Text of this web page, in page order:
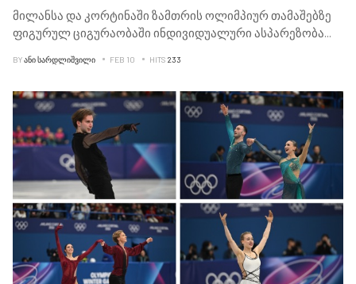
მილანსა და კორტინაში ზამთრის ოლიმპიურ თამაშებზე
ფიგურულ ციგურაობაში ინდივიდუალური ასპარეზობა...
BYᲐᲜᲘ ᲡᲐᲠᲓᲚᲘᲨᲕᲘᲚᲘ FEB 10 HITS 233